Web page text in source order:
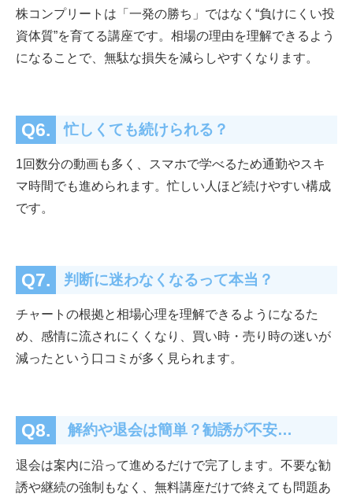
株コンプリートは「一発の勝ち」ではなく“負けにくい投
資体質”を育てる講座です。相場の理由を理解できるよう
になることで、無駄な損失を減らしやすくなります。
Q6. 忙しくても続けられる？
1回数分の動画も多く、スマホで学べるため通勤やスキ
マ時間でも進められます。忙しい人ほど続けやすい構成
です。
Q7. 判断に迷わなくなるって本当？
チャートの根拠と相場心理を理解できるようになるた
め、感情に流されにくくなり、買い時・売り時の迷いが
減ったという口コミが多く見られます。
Q8. 解約や退会は簡単？勧誘が不安…
退会は案内に沿って進めるだけで完了します。不要な勧
誘や継続の強制もなく、無料講座だけで終えても問題あ